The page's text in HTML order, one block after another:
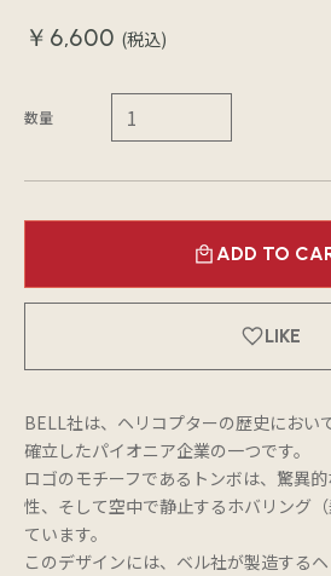
￥6,600 (税込)
数量
ADD TO
LIKE
BELL社は、ヘリコプターの歴史におい
確立したパイオニア企業の一つです。
ロゴのモチーフであるトンボは、驚異
性、そして空中で静止するホバリング
ています。
このデザインには、ベル社が製造する